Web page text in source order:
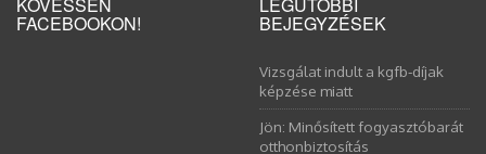
FACEBOOKON! BEJEGYZÉSEK
Vizsgálat indult a kgfb-díjak
képzése miatt
Jön: Minősített fogyasztóbarát
otthonbiztosítás